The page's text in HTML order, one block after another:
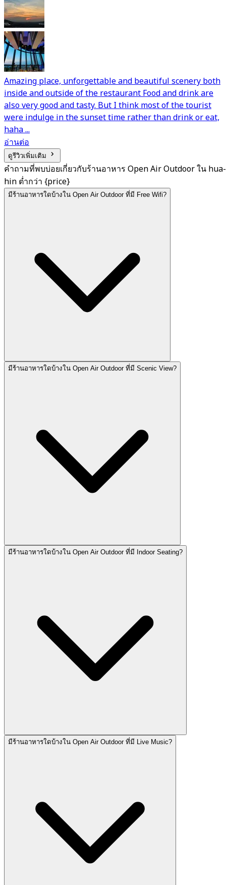
Amazing place, unforgettable and beautiful scenery both
inside and outside of the restaurant Food and drink are
also very good and tasty. But I think most of the tourist
were indulge in the sunset time rather than drink or eat,
haha ...
อ่านต่อ
ดูรีวิวเพิ่มเติม
คำถามที่พบบ่อยเกี่ยวกับร้านอาหาร Open Air Outdoor ใน hua-
hin ต่ำกว่า {price}
มีร้านอาหารใดบ้างใน Open Air Outdoor ที่มี Free Wifi?
มีร้านอาหารใดบ้างใน Open Air Outdoor ที่มี Scenic View?
มีร้านอาหารใดบ้างใน Open Air Outdoor ที่มี Indoor Seating?
มีร้านอาหารใดบ้างใน Open Air Outdoor ที่มี Live Music?